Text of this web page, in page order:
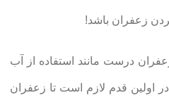
زعفران باشد!
درست مانند استفاده از آب
قدم لازم است تا زعفران